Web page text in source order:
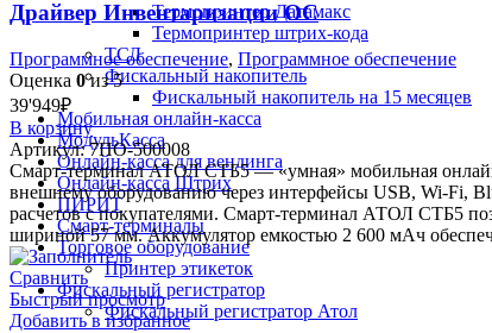
Термопринтер Датамакс
Термопринтер штрих-кода
ТСД
Фискальный накопитель
Фискальный накопитель на 15 месяцев
Мобильная онлайн-касса
МодульКасса
Онлайн-касса для вендинга
Онлайн-касса Штрих
ПИРИТ
Смарт-терминалы
Торговое оборудование
Принтер этикеток
Фискальный регистратор
Фискальный регистратор Атол
Драйвер Инвентаризации ОС
Программное обеспечение, Программное обеспечение
Оценка 0из 5
39'949₽
В корзину
Артикул:7ПО-500008
Смарт-терминал АТОЛ СТБ5 — «умная» мобильная онлайн-
внешнему оборудованию через интерфейсы USB, Wi-Fi,
расчетов с покупателями. Смарт-терминал АТОЛ СТБ5
шириной 57 мм. Аккумулятор емкостью 2 600 мАч
Сравнить
Быстрый просмотр
Добавить в избранное